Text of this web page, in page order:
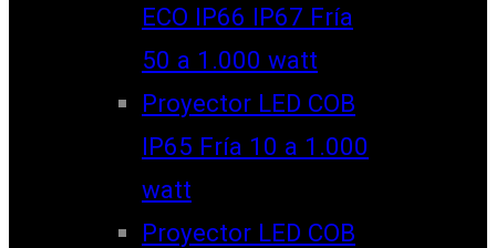
ECO IP66 IP67 Fría
50 a 1.000 watt
Proyector LED COB
IP65 Fría 10 a 1.000
watt
Proyector LED COB